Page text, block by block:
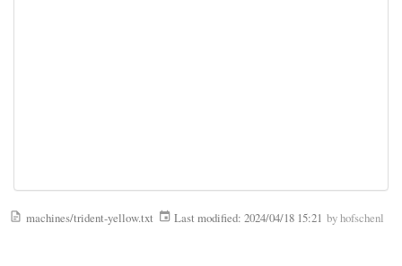
machines/trident-yellow.txt Last modified: 2024/04/18 15:21 byhofschenl